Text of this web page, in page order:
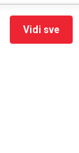
Vidi sve